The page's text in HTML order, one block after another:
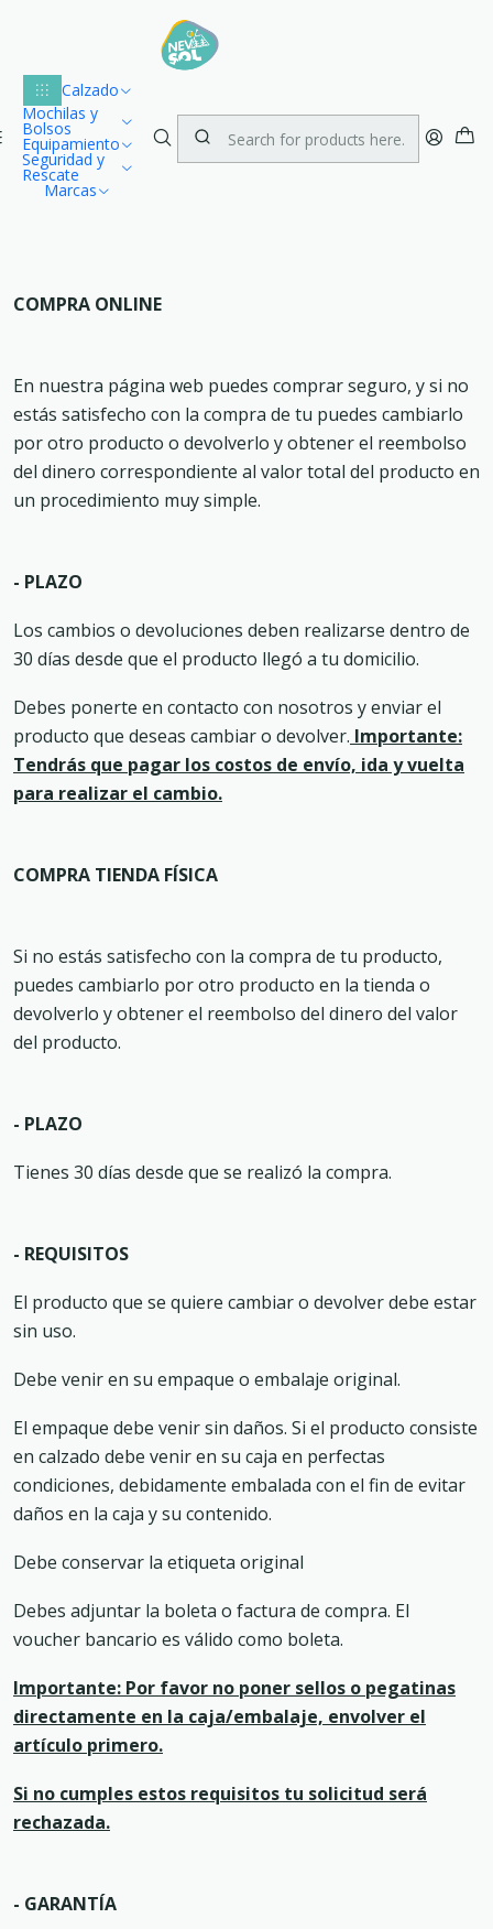
Calzado
Mochilas y
Bolsos
Equipamiento
Seguridad y
Rescate
Marcas
Envío gratuito dentro de Chile para compras desde $100.000
Home
Política de Garantías y Cambios
COMPRA ONLINE
En nuestra página web puedes comprar seguro, y si no
estás satisfecho con la compra de tu puedes cambiarlo
por otro producto o devolverlo y obtener el reembolso
del dinero correspondiente al valor total del producto en
un procedimiento muy simple.
- PLAZO
Los cambios o devoluciones deben realizarse dentro de
30 días desde que el producto llegó a tu domicilio.
Debes ponerte en contacto con nosotros y enviar el
producto que deseas cambiar o devolver. Importante:
Tendrás que pagar los costos de envío, ida y vuelta
para realizar el cambio.
COMPRA TIENDA FÍSICA
Si no estás satisfecho con la compra de tu producto,
puedes cambiarlo por otro producto en la tienda o
devolverlo y obtener el reembolso del dinero del valor
del producto.
- PLAZO
Tienes 30 días desde que se realizó la compra.
- REQUISITOS
El producto que se quiere cambiar o devolver debe estar
sin uso.
Debe venir en su empaque o embalaje original.
El empaque debe venir sin daños. Si el producto consiste
en calzado debe venir en su caja en perfectas
condiciones, debidamente embalada con el fin de evitar
daños en la caja y su contenido.
Debe conservar la etiqueta original
Debes adjuntar la boleta o factura de compra. El
voucher bancario es válido como boleta.
Importante: Por favor no poner sellos o pegatinas
directamente en la caja/embalaje, envolver el
artículo primero.
Si no cumples estos requisitos tu solicitud será
rechazada.
- GARANTÍA